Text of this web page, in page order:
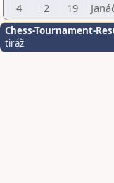
4
2 19
Chess-Tournament-
tiráž